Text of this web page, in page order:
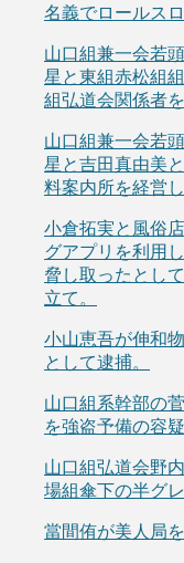
名義でロールス
山口組兼一会若
星と東組赤松組
組弘道会関係者
山口組兼一会若
星と吉田真由美
料案内所を経営
小倉拓実と風俗
グアプリを利用
脅し取ったとし
立て。
小山恵吾が伸和
として逮捕。
山口組系幹部の
を強盗予備の容疑
山口組弘道会野
場組傘下の半グ
當間侑が美人局